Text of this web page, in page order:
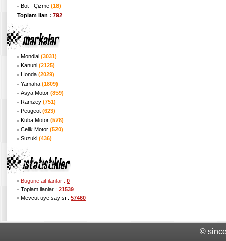
Bot - Çizme (18)
Toplam ilan : 792
Mondial (3031)
Kanuni (2125)
Honda (2029)
Yamaha (1809)
Asya Motor (859)
Ramzey (751)
Peugeot (623)
Kuba Motor (578)
Celik Motor (520)
Suzuki (436)
Bugüne ait ilanlar : 0
Toplam ilanlar : 21539
Mevcut üye sayısı : 57460
©